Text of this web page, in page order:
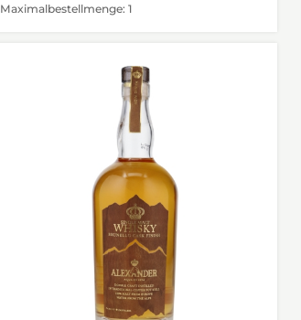
Maximalbestellmenge: 1